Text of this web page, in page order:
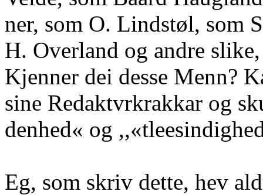
ner, som O. Lindstøl, som
H. Overland og andre
Kjenner dei desse Menn?
sine Redaktvrkrakkar og
denhed« og
Eg, som skriv dette, hev